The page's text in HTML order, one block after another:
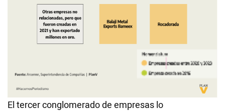
El tercer conglomerado de empresas lo